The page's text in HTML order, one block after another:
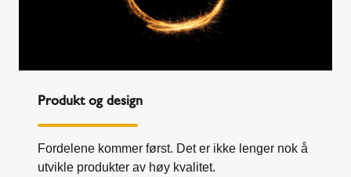
Produkt og design
Fordelene kommer først. Det er ikke lenger nok å
utvikle produkter av høy kvalitet.